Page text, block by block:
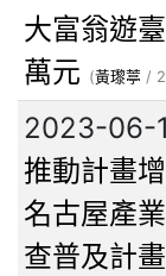
大富翁遊
萬元 (黃瓈葶 /
2023-06-
推動計畫
名古屋產
查普及計